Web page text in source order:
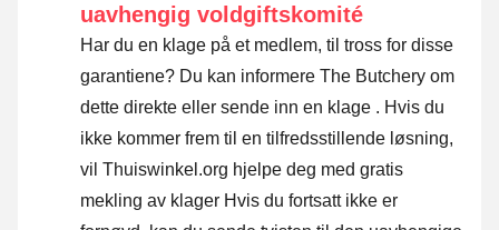
uavhengig voldgiftskomité
Har du en klage på et medlem, til tross for disse
garantiene? Du kan informere The Butchery om
dette direkte eller sende inn en klage . Hvis du
ikke kommer frem til en tilfredsstillende løsning,
vil Thuiswinkel.org hjelpe deg med gratis
mekling av klager Hvis du fortsatt ikke er